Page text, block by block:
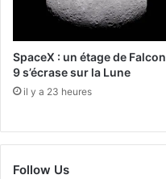
SpaceX : un étage de Falcon
9 s’écrase sur la Lune
il y a 23 heures
Follow Us